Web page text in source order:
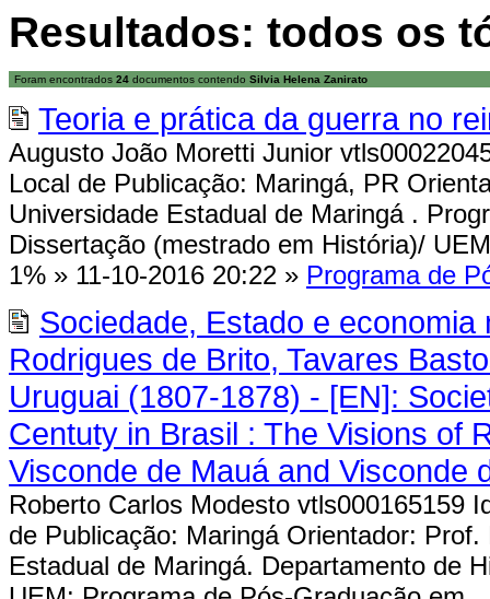
Resultados: todos os
Foram encontrados 24 documentos contendo Silvia Helena Zanirato
Teoria e prática da guerra no
Augusto João Moretti Junior
Local de Publicação: Maringá, PR
Universidade Estadual de Maringá .
Dissertação (mestrado em História)/
1% » 11-10-2016 20:22 » Programa de
Sociedade, Estado e
Rodrigues de Brito, Tavares
Uruguai (1807-1878) - [EN]:
Centuty in Brasil : The Visions of
Visconde de Mauá and Visconde
Roberto Carlos Modesto vtls000165159
de Publicação: Maringá Orientador:
Estadual de Maringá. Departamento de